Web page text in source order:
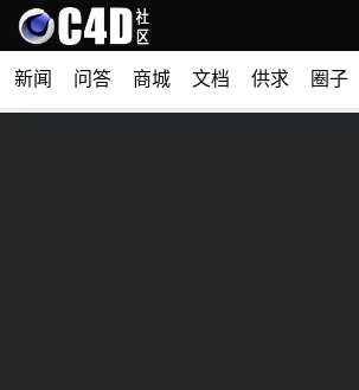
新闻 问答 商城 文档 供求 圈子